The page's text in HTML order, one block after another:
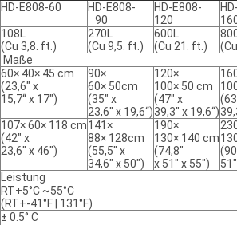
HD-E808-60
HD-E808-
90
HD-E808-
120
108L
(Cu 3,8. ft.)
270L
(Cu 9,5. ft.)
600L
(Cu 21. ft.)
Maße
60× 40× 45 cm
(23,6" x
15,7“ x 17")
90×
60× 50cm
(35" x
23,6" x 19,6“)
120×
100× 50 cm
(47" x
39,3" x 19,6“)
107× 60× 118 cm
(42" x
23,6" x 46")
141×
88× 128cm
(55,5" x
34,6" x 50")
190×
130× 140 cm
(74,8"
x 51" x 55")
Leistung
RT+5°C ~55°C
(RT+-41°F | 131°F)
± 0.5° C